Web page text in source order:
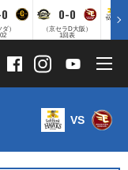
ダ）
0-0
（京セラD大阪）
1回表
VS